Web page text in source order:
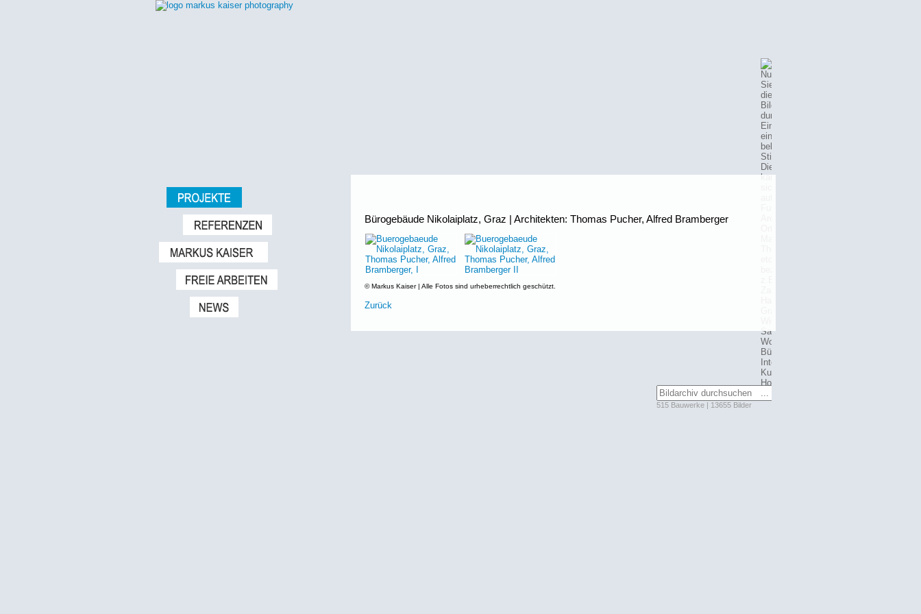
515 Bauwerke | 13655 Bilder
Bürogebäude Nikolaiplatz, Graz | Architekten: Thomas Pucher, Alfred Bramberger
© Markus Kaiser | Alle Fotos sind urheberrechtlich geschützt.
Zurück